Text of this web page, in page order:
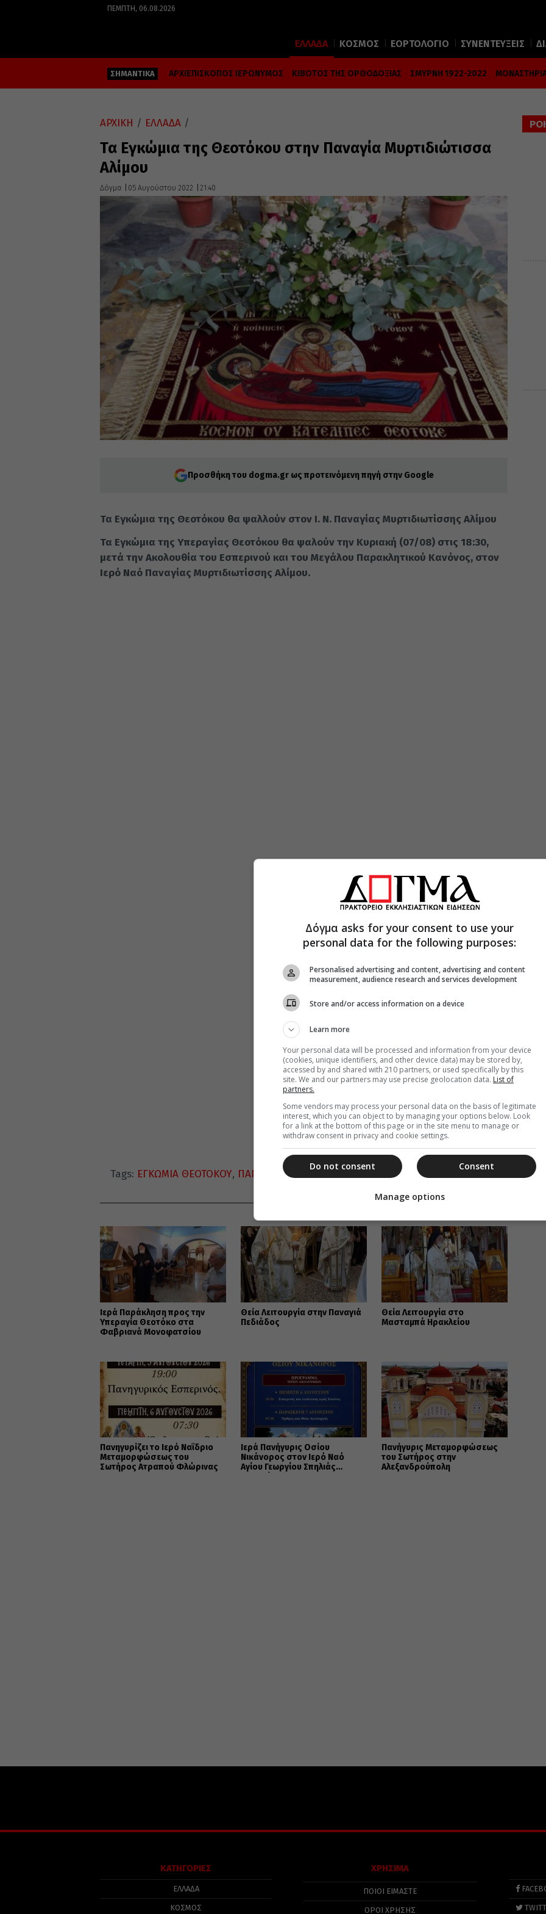
ΠΈΜΠΤΗ, 06.08.2026
ΕΛΛΑΔΑ ΚΟΣΜΟΣ ΕΟΡΤΟΛΟΓΙΟ ΣΥΝΕΝΤΕΥΞΕΙΣ
ΣΗΜΑΝΤΙΚΑ ΑΡΧΙΕΠΙΣΚΟΠΟΣ ΙΕΡΩΝΥΜΟΣ ΚΙΒΩΤΟΣ ΤΗΣ ΟΡΘΟΔΟΞΙΑΣ ΣΜΥΡΝΗ 1922-2022
ΑΡΧΙΚΗ / ΕΛΛΑΔΑ /
Τα Εγκώμια της Θεοτόκου στην Παναγία Μυρτιδιώτισσα
Αλίμου
Δόγμα 05 Αυγούστου 2022 21:40
Προσθήκη του dogma.gr ως προτεινόμενη πηγή στην Google
Τα Εγκώμια της Θεοτόκου θα ψαλλούν στον Ι. Ν. Παναγίας Μυρτιδιωτίσσης Αλίμου
Τα Εγκώμια της Υπεραγίας Θεοτόκου θα ψαλούν την Κυριακή (07/08) στις 18:30,
μετά την Ακολουθία του Εσπερινού και του Μεγάλου Παρακλητικού Κανόνος, στον
Ιερό Ναό Παναγίας Μυρτιδιωτίσσης Αλίμου.
Tags: ΕΓΚΩΜΙΑ ΘΕΟΤΟΚΟΥ, ΠΑΝΑΓΙΑ ΜΥΡΤΙΔΙΩΤΙΣΣΑ ΑΛΙΜΟΥ
Ιερά Παράκληση προς την
Υπεραγία Θεοτόκο στα
Φαβριανά Μονοφατσίου
Θεία Λειτουργία στην Παναγιά
Πεδιάδος
Θεία Λειτουργία στο
Μασταμπά Ηρακλείου
Πανηγυρίζει το Ιερό Ναΐδριο
Μεταμορφώσεως του
Σωτήρος Ατραπού Φλώρινας
Ιερά Πανήγυρις Οσίου
Νικάνορος στον Ιερό Ναό
Αγίου Γεωργίου Σπηλιάς
Πανήγυρις Μεταμορφώσεως
του Σωτήρος στην
Αλεξανδρούπολη
ΚΑΤΗΓΟΡΙΕΣ
ΕΛΛΑΔΑ
ΚΟΣΜΟΣ
ΧΡΗΣΙΜΑ
ΠΟΙΟΙ ΕΙΜΑΣΤΕ
ΟΡΟΙ ΧΡΗΣΗΣ
Δόγμα asks for your consent to use your
personal data for the following purposes:
Personalised advertising and content, advertising and content
measurement, audience research and services development
Store and/or access information on a device
Learn more
Your personal data will be processed and information from your device
(cookies, unique identifiers, and other device data) may be stored by,
accessed by and shared with 210 partners, or used specifically by this
site. We and our partners may use precise geolocation data. List of
partners.
Some vendors may process your personal data on the basis of legitimate
interest, which you can object to by managing your options below. Look
for a link at the bottom of this page or in the site menu to manage or
withdraw consent in privacy and cookie settings.
Consent
Do not consent
Manage options